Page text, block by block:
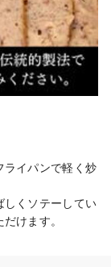
ライパンで軽く炒
しくソテーしてい
けます。